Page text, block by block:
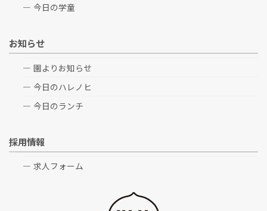
今日の学童
お知らせ
園よりお知らせ
今日のハレノヒ
今日のランチ
採用情報
求人フォーム